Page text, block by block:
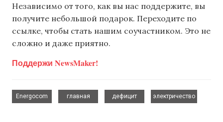
Независимо от того, как вы нас поддержите, вы
получите небольшой подарок. Переходите по
ссылке, чтобы стать нашим соучастником. Это не
сложно и даже приятно.
Поддержи NewsMaker!
Energocom
главная
дефицит
электричество